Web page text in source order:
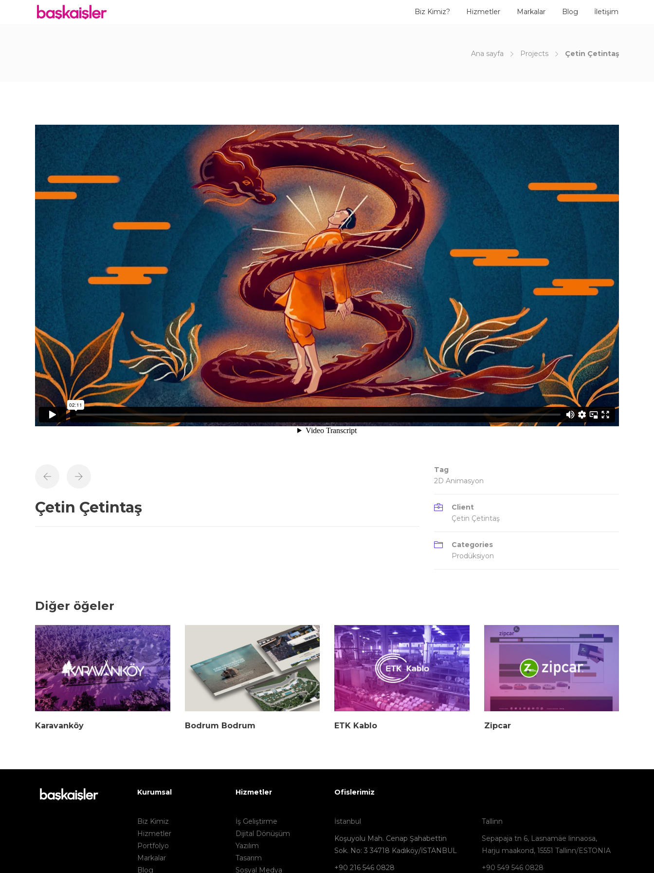
Biz Kimiz? Hizmetler Markalar Blog İletişim
Ana sayfa Projects Çetin Çetintaş
Çetin Çetintaş
Tag
2D Animasyon
Client
Çetin Çetintaş
Categories
Prodüksiyon
Diğer öğeler
Karavanköy Bodrum Bodrum ETK Kablo Zipcar
Kurumsal
Biz Kimiz
Hizmetler
Portfolyo
Markalar
Blog
Hizmetler
İş Geliştirme
Dijital Dönüşüm
Yazılım
Tasarım
Sosyal Medya
Ofislerimiz
İstanbul
Koşuyolu Mah. Cenap Şahabettin
Sok. No: 3 34718 Kadıköy/İSTANBUL
+90 216 546 0828
Tallinn
Sepapaja tn 6, Lasnamäe linnaosa,
Harju maakond, 15551 Tallinn/ESTONIA
+90 549 546 0828